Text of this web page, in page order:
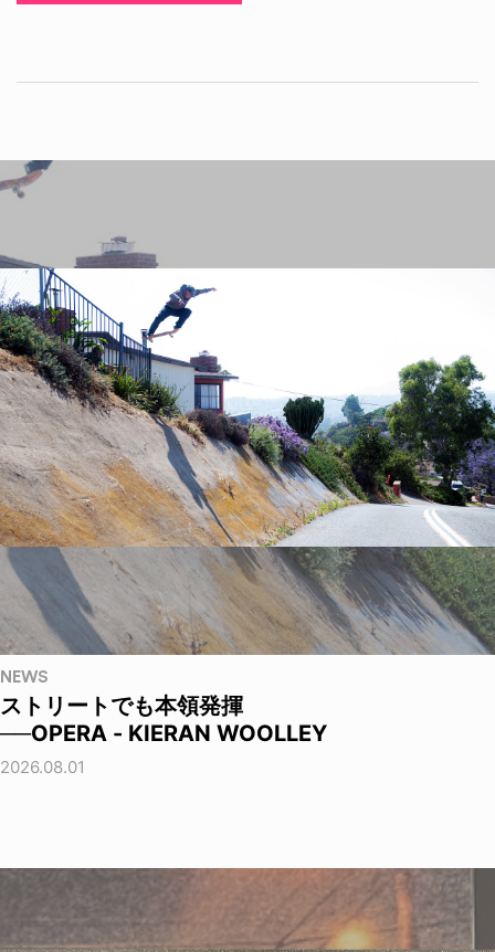
NEWS
ストリートでも本領発揮
──OPERA - KIERAN WOOLLEY
2026.08.01